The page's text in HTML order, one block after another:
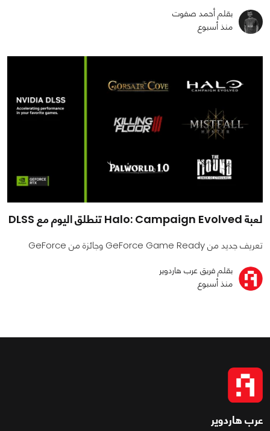
بقلم أحمد صفوت
منذ أسبوع
لعبة Halo: Campaign Evolved تنطلق اليوم مع DLSS
تعريف جديد من GeForce Game Ready وجائزة من GeForce
بقلم فريق عرب هاردوير
منذ أسبوع
عرب هاردوير